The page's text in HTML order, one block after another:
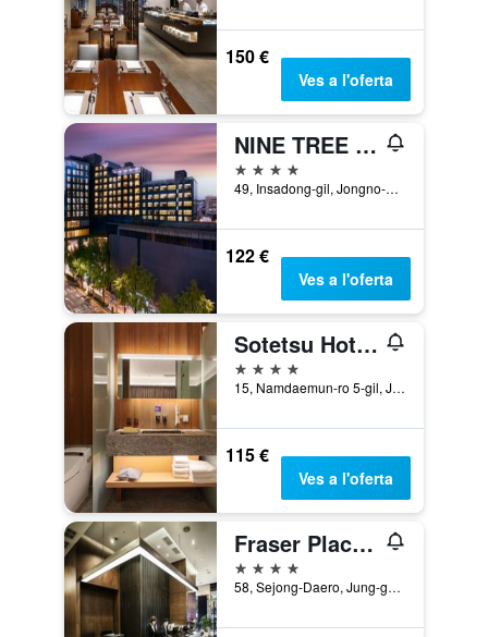
150 €
Ves a l'oferta
NINE TREE BY PARNAS SEOUL INSADONG
4 estrelles
49, Insadong-gil, Jongno-gu, Seül, Corea del Sud
122 €
Ves a l'oferta
Sotetsu Hotels The Splaisir Seoul Myeongdong
4 estrelles
15, Namdaemun-ro 5-gil, Jung-gu, Seül, Corea del Sud
115 €
Ves a l'oferta
Fraser Place Namdaemun Seoul
4 estrelles
58, Sejong-Daero, Jung-gu, Seül, Corea del Sud